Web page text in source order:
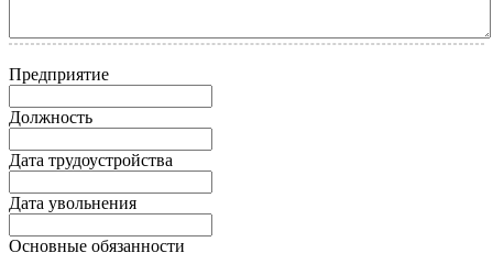
Предприятие
Должность
Дата трудоустройства
Дата увольнения
Основные обязанности